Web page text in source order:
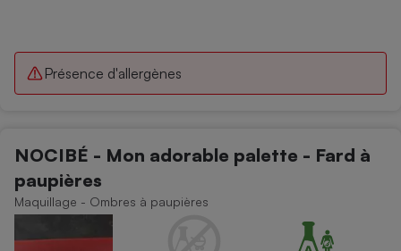
Présence d'allergènes
NOCIBÉ - Mon adorable palette - Fard à
paupières
Maquillage - Ombres à paupières